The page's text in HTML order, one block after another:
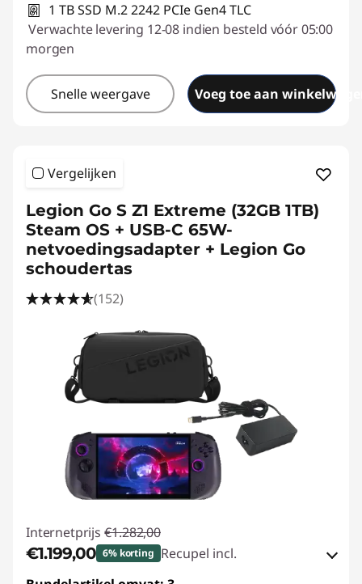
1 TB SSD M.2 2242 PCIe Gen4 TLC
Verwachte levering 12-08 indien besteld vóór 05:00
morgen
Snelle weergave Voeg toe aan
Vergelijken
Legion Go S Z1 Extreme (32GB 1TB)
Steam OS + USB-C 65W-
netvoedingsadapter + Legion Go
schoudertas
(152)
Internetprijs €1.282,00
€1.199,00 6% korting Recupel incl.